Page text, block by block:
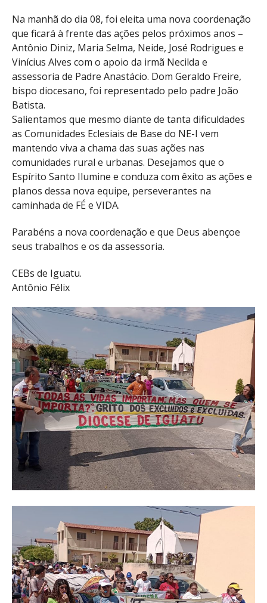
Na manhã do dia 08, foi eleita uma nova coordenação
que ficará à frente das ações pelos próximos anos –
Antônio Diniz, Maria Selma, Neide, José Rodrigues e
Vinícius Alves com o apoio da irmã Necilda e
assessoria de Padre Anastácio. Dom Geraldo Freire,
bispo diocesano, foi representado pelo padre João
Batista.
Salientamos que mesmo diante de tanta dificuldades
as Comunidades Eclesiais de Base do NE-I vem
mantendo viva a chama das suas ações nas
comunidades rural e urbanas. Desejamos que o
Espírito Santo Ilumine e conduza com êxito as ações e
planos dessa nova equipe, perseverantes na
caminhada de FÉ e VIDA.
Parabéns a nova coordenação e que Deus abençoe
seus trabalhos e os da assessoria.
CEBs de Iguatu.
Antônio Félix